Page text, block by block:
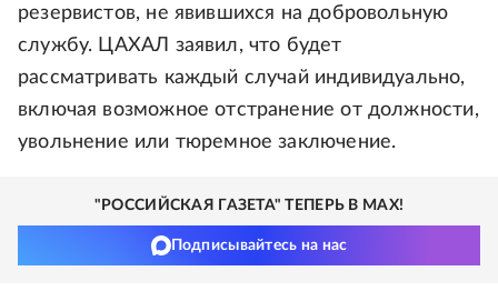
резервистов, не явившихся на добровольную
службу. ЦАХАЛ заявил, что будет
рассматривать каждый случай индивидуально,
включая возможное отстранение от должности,
увольнение или тюремное заключение.
"РОССИЙСКАЯ ГАЗЕТА" ТЕПЕРЬ В MAX!
Подписывайтесь на нас